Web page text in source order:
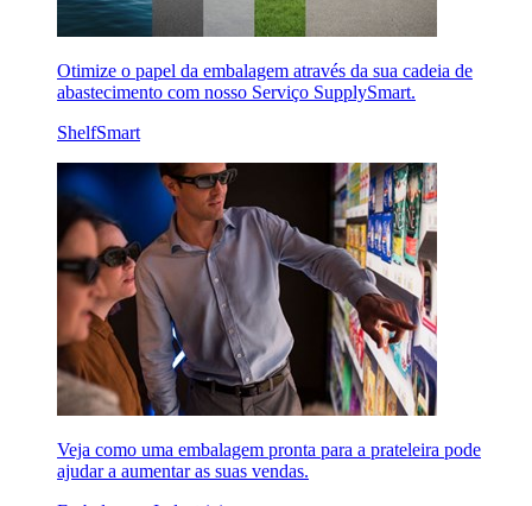
Otimize o papel da embalagem através da sua cadeia de
abastecimento com nosso Serviço SupplySmart.
ShelfSmart
Veja como uma embalagem pronta para a prateleira pode
ajudar a aumentar as suas vendas.